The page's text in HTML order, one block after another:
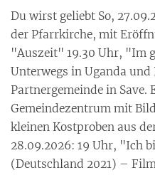
Du wirst geliebt So,
der Pfarrkirche, mit
"Auszeit" 19.30 Uhr, "Im
Unterwegs in Uganda und
Partnergemeinde in Save.
Gemeindezentrum mit
kleinen Kostproben aus
28.09.2026: 19 Uhr, "Ich
(Deutschland 2021) –